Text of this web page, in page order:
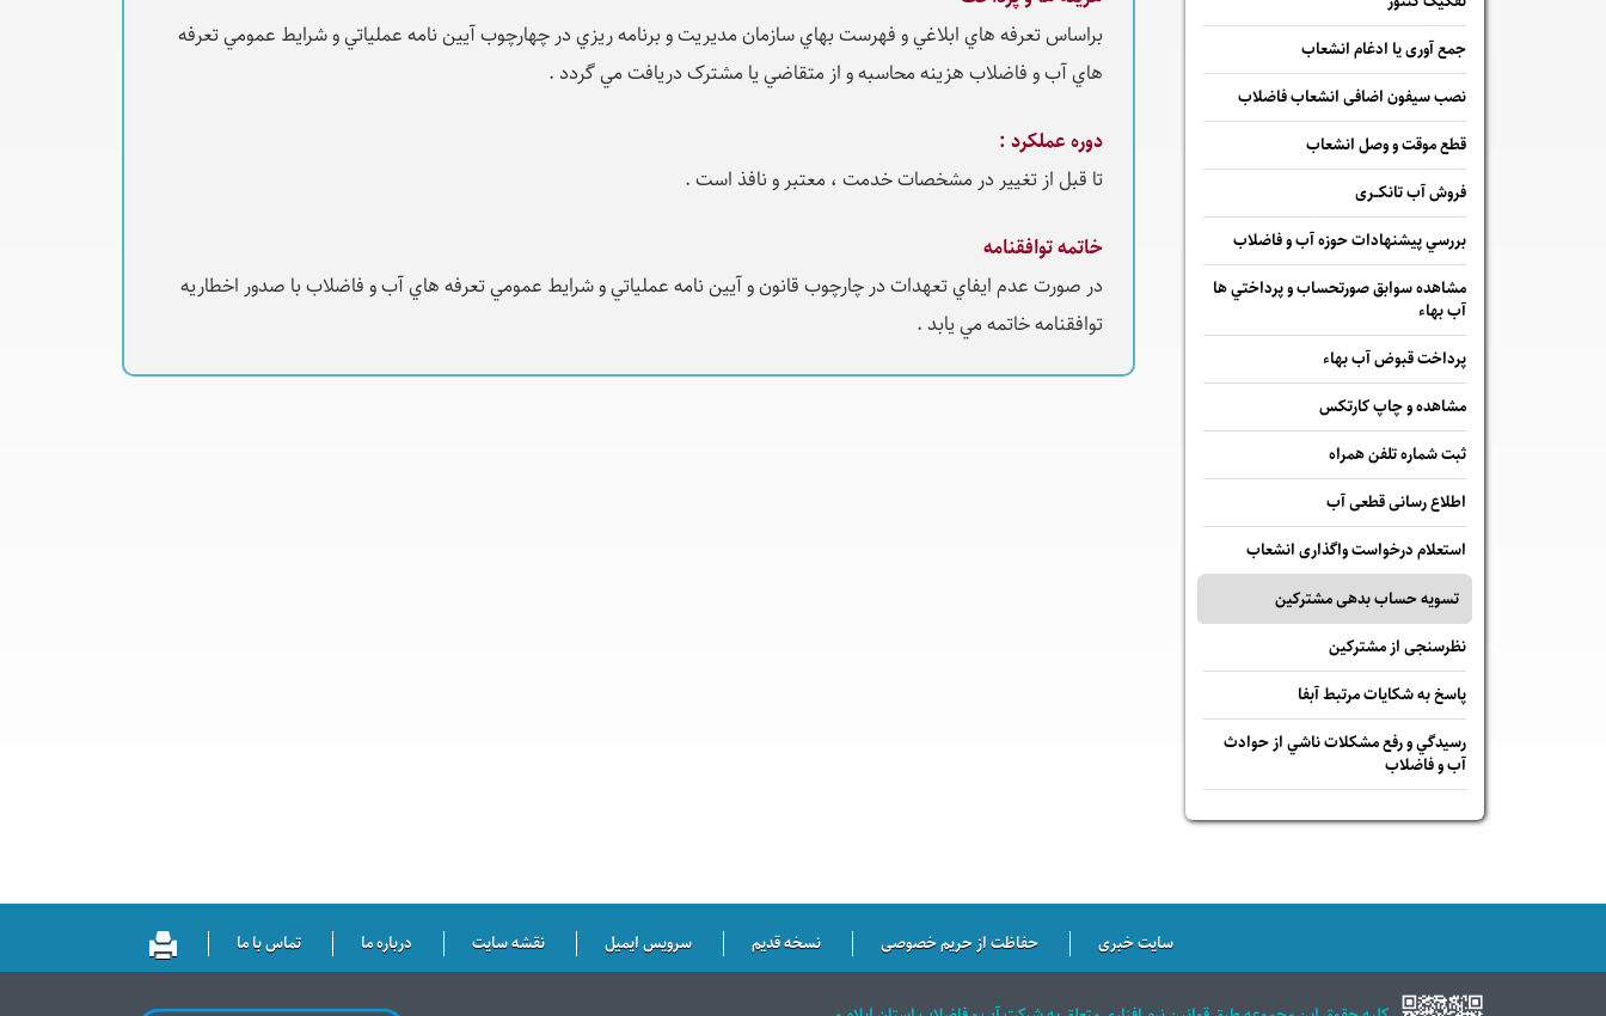
جمع آوری یا ادغام انشعاب
نصب سیفون اضافی انشعاب فاضلاب
قطع موقت و وصل انشعاب
فروش آب تانکــری
بررسي پيشنهادات حوزه آب و فاضلاب
مشاهده سوابق صورتحساب و پرداختي ها
آب بهاء
پرداخت قبوض آب بهاء
مشاهده و چاپ کارتکس
ثبت شماره تلفن همراه
اطلاع رسانی قطعی آب
استعلام درخواست واگذاری انشعاب
تسویه حساب بدهی مشترکین
نظرسنجی از مشترکین
پاسخ به شكايات مرتبط آبفا
رسيدگي و رفع مشكلات ناشي از حوادث
آب و فاضلاب
براساس تعرفه هاي ابلاغي و فهرست بهاي سازمان مديريت و برنامه ريزي در چهارچوب آيين نامه عملياتي و شرايط عمومي تعرفه
هاي آب و فاضلاب هزينه محاسبه و از متقاضي یا مشترک دریافت مي گردد .
دوره عملکرد :
تا قبل از تغيير در مشخصات خدمت ، معتبر و نافذ است .
خاتمه توافقنامه
در صورت عدم ايفاي تعهدات در چارچوب قانون و آيين نامه عملياتي و شرايط عمومي تعرفه هاي آب و فاضلاب با صدور اخطاريه
توافقنامه خاتمه مي يابد .
سایت خبری حفاظت از حریم خصوصی نسخه قدیم سرویس ایمیل نقشه سایت درباره ما تماس با ما